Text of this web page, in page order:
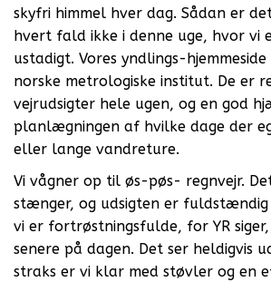
skyfri himmel hver dag. Sådan er det
hvert fald ikke i denne uge, hvor vi
ustadigt. Vores yndlings-
norske metrologiske institut. De er
vejrudsigter hele ugen, og en god
planlægningen af hvilke dage der
eller lange vandreture.
Vi vågner op til øs-pøs- regnvejr.
stænger, og udsigten er
vi er fortrøstningsfulde, for YR
senere på dagen. Det ser heldigvis
straks er vi klar med støvler og en